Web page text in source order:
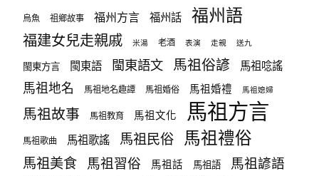
烏魚 祖鄉故事 福州方言 福州話 福州語
福建女兒走親戚 米湯 老酒 表演 走親 送九
閩東方言 閩東語 閩東語文 馬祖俗諺 馬祖唸謠
馬祖地名 馬祖地名趣譚 馬祖婚俗 馬祖婚禮 馬祖媳婦
馬祖故事 馬祖教育 馬祖文化 馬祖方言
馬祖歌曲 馬祖歌謠 馬祖民俗 馬祖禮俗
馬祖美食 馬祖習俗 馬祖話 馬祖語 馬祖諺語